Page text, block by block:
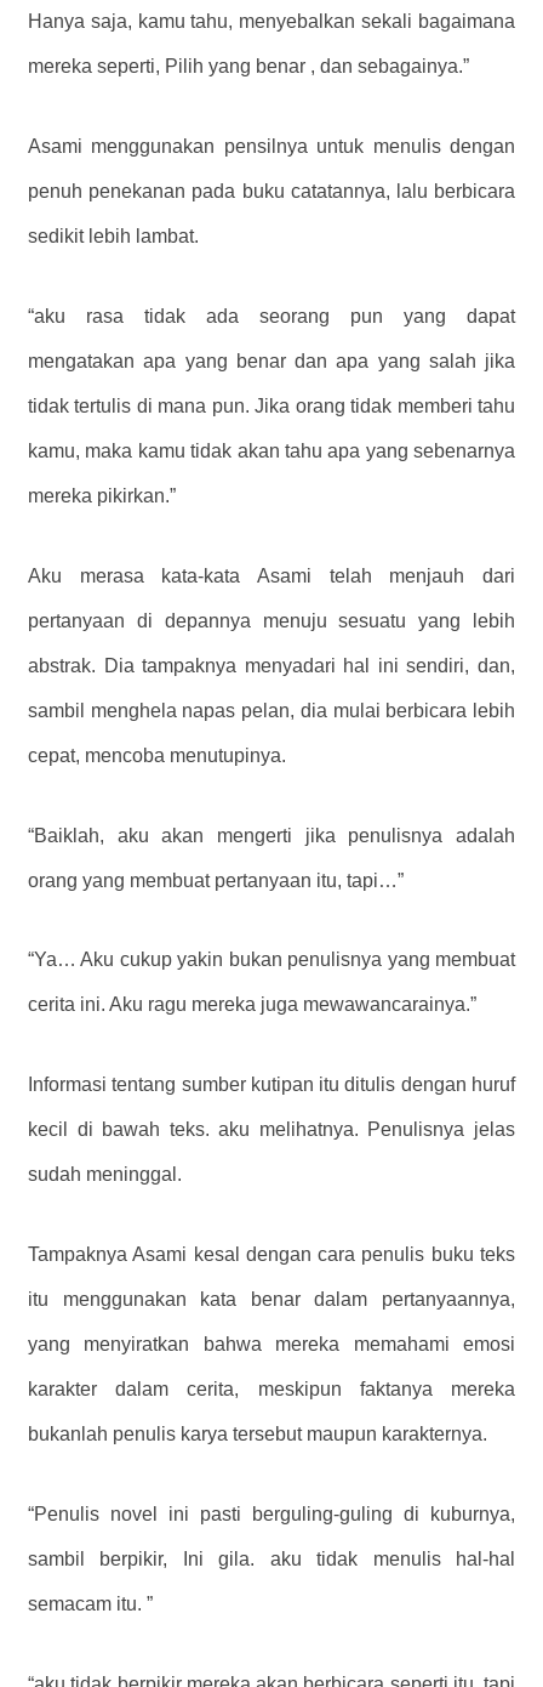
Hanya saja, kamu tahu, menyebalkan sekali bagaimana
mereka seperti, Pilih yang benar , dan sebagainya.”
Asami menggunakan pensilnya untuk menulis dengan
penuh penekanan pada buku catatannya, lalu berbicara
sedikit lebih lambat.
“aku rasa tidak ada seorang pun yang dapat
mengatakan apa yang benar dan apa yang salah jika
tidak tertulis di mana pun. Jika orang tidak memberi tahu
kamu, maka kamu tidak akan tahu apa yang sebenarnya
mereka pikirkan.”
Aku merasa kata-kata Asami telah menjauh dari
pertanyaan di depannya menuju sesuatu yang lebih
abstrak. Dia tampaknya menyadari hal ini sendiri, dan,
sambil menghela napas pelan, dia mulai berbicara lebih
cepat, mencoba menutupinya.
“Baiklah, aku akan mengerti jika penulisnya adalah
orang yang membuat pertanyaan itu, tapi…”
“Ya… Aku cukup yakin bukan penulisnya yang membuat
cerita ini. Aku ragu mereka juga mewawancarainya.”
Informasi tentang sumber kutipan itu ditulis dengan huruf
kecil di bawah teks. aku melihatnya. Penulisnya jelas
sudah meninggal.
Tampaknya Asami kesal dengan cara penulis buku teks
itu menggunakan kata benar dalam pertanyaannya,
yang menyiratkan bahwa mereka memahami emosi
karakter dalam cerita, meskipun faktanya mereka
bukanlah penulis karya tersebut maupun karakternya.
“Penulis novel ini pasti berguling-guling di kuburnya,
sambil berpikir, Ini gila. aku tidak menulis hal-hal
semacam itu. ”